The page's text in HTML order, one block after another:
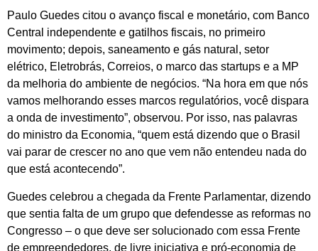
Paulo Guedes citou o avanço fiscal e monetário, com Banco
Central independente e gatilhos fiscais, no primeiro
movimento; depois, saneamento e gás natural, setor
elétrico, Eletrobrás, Correios, o marco das startups e a MP
da melhoria do ambiente de negócios. “Na hora em que nós
vamos melhorando esses marcos regulatórios, você dispara
a onda de investimento”, observou. Por isso, nas palavras
do ministro da Economia, “quem está dizendo que o Brasil
vai parar de crescer no ano que vem não entendeu nada do
que está acontecendo”.
Guedes celebrou a chegada da Frente Parlamentar, dizendo
que sentia falta de um grupo que defendesse as reformas no
Congresso – o que deve ser solucionado com essa Frente
de empreendedores, de livre iniciativa e pró-economia de